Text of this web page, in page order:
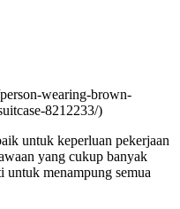
wearing-brown-
8212233/)
untuk keperluan pekerjaan
yang cukup banyak
untuk menampung semua